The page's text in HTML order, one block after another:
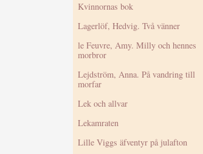
Kvinnornas bok
Lagerlöf, Hedvig. Två vänner
le Feuvre, Amy. Milly och hennes
morbror
Lejdström, Anna. På vandring till
morfar
Lek och allvar
Lekamraten
Lille Viggs äfventyr på julafton